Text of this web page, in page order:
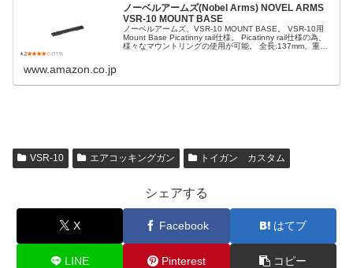
ノーベルアームズ(Nobel Arms) NOVEL ARMS
VSR-10 MOUNT BASE
ノーベルアームズ、VSR-10 MOUNT BASE。 VSR-10用
Mount Base Picatinny rail仕様。 Picatinny rail仕様の為、
様々なマウントリングの使用が可能。 全長:137mm、重
www.amazon.co.jp
VSR-10 エアコッキングガン トイガン カスタム
シェアする
X Facebook はてブ
LINE Pinterest コピー